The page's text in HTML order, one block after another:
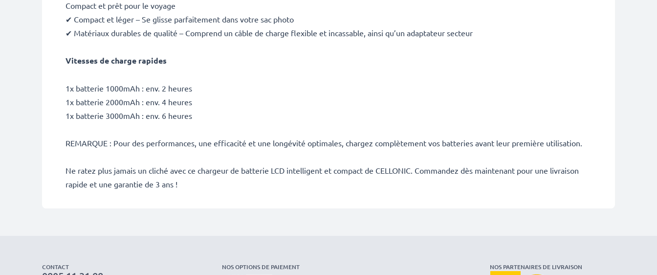
Compact et prêt pour le voyage
✔ Compact et léger – Se glisse parfaitement dans votre sac photo
✔ Matériaux durables de qualité – Comprend un câble de charge flexible et incassable, ainsi qu’un adaptateur secteur
Vitesses de charge rapides
1x batterie 1000mAh : env. 2 heures
1x batterie 2000mAh : env. 4 heures
1x batterie 3000mAh : env. 6 heures
REMARQUE : Pour des performances, une efficacité et une longévité optimales, chargez complètement vos batteries avant leur première utilisation.
Ne ratez plus jamais un cliché avec ce chargeur de batterie LCD intelligent et compact de CELLONIC. Commandez dès maintenant pour une livraison
rapide et une garantie de 3 ans !
CONTACT NOS OPTIONS DE PAIEMENT NOS PARTENAIRES DE LIVRAISON